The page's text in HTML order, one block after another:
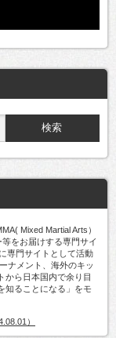
Mixed Martial Arts）
をお届けする専門サイ
専門サイトとして活動
ナメント、海外のキッ
から日本国内で余り目
知ることになる」をモ
）